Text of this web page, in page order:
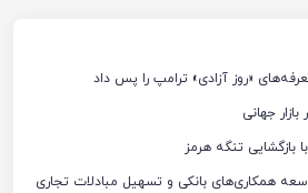
جهانی
بازگشایی تنگه هرمز
همکاری‌های بانکی و تسهیل مبادلات تجاری